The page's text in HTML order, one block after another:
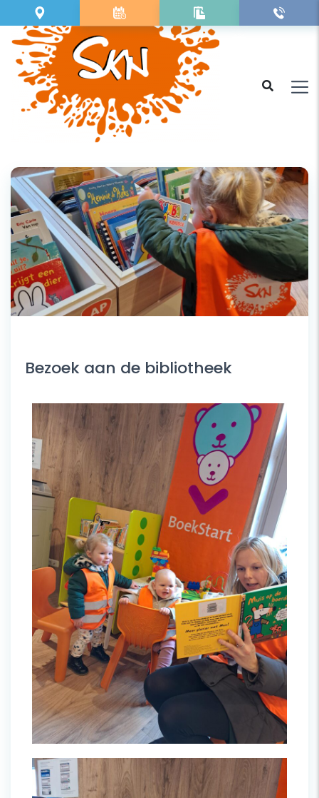
Bezoek aan de bibliotheek